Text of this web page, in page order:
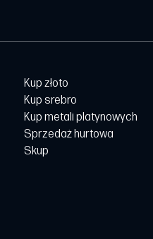
Kup złoto
Kup srebro
Kup metali platynowych
Sprzedaż hurtowa
Skup